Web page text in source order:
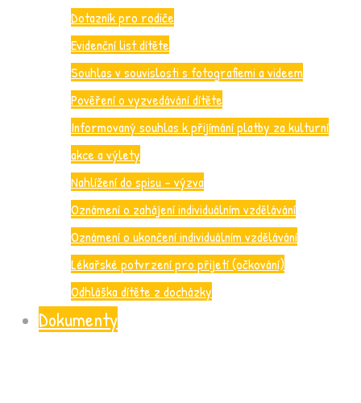
Dotazník pro rodiče
Evidenční list dítěte
Souhlas v souvislosti s fotografiemi a videem
Pověření o vyzvedávání dítěte
Informovaný souhlas k přijímání platby za kulturní
akce a výlety
Nahlížení do spisu – výzva
Oznámení o zahájení individuálním vzdělávání
Oznámení o ukončení individuálním vzdělávání
Lékařské potvrzení pro přijetí (očkování)
Odhláška dítěte z docházky
Dokumenty